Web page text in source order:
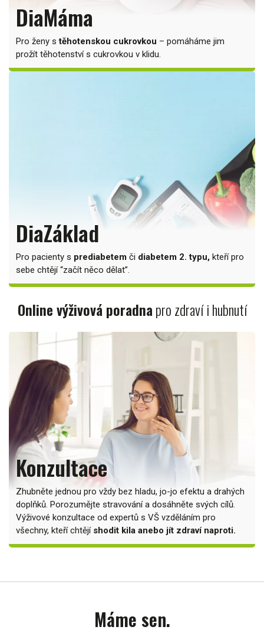
DiaMáma
Pro ženy stěhotenskou cukrovkou – pomáháme jim
prožít těhotenství s cukrovkou v klidu.
DiaZáklad
Pro pacienty s prediabetem či diabetem 2. typu, kteří pro
sebe chtějí “začít něco dělat”.
Online výživová poradnapro zdraví i hubnutí
Konzultace
Zhubněte jednou pro vždy bez hladu, jo-jo efektu a drahých
doplňků. Porozumějte stravování a dosáhněte svých cílů.
Výživové konzultace od expertů s VŠ vzděláním pro
všechny, kteří chtějí shodit kila anebo jít zdraví naproti.
Máme sen.